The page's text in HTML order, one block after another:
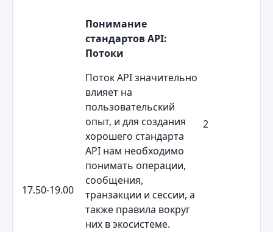
17.50-19.00
Понимание
стандартовAPI:
Потоки
Поток API значительно
влияет на
пользовательский
опыт, и для создания
хорошего стандарта
API нам необходимо
понимать операции,
сообщения,
транзакции и сессии, а
также правила вокруг
них в экосистеме.
2